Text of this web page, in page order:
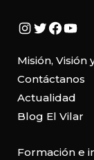
Instagram
Twitter
Misión, Visión
Contáctanos
Actualidad
Blog El Vilar
Formación e